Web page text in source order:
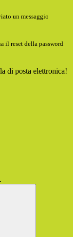
un messaggio
il reset della password
di posta elettronica!